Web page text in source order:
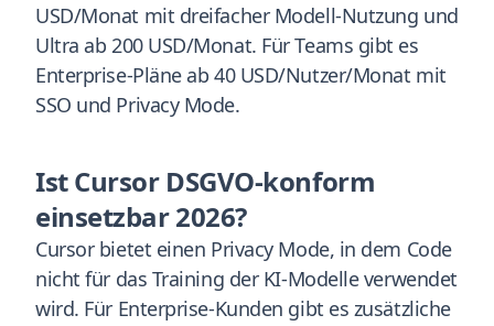
USD/Monat mit dreifacher Modell-Nutzung und
Ultra ab 200 USD/Monat. Für Teams gibt es
Enterprise-Pläne ab 40 USD/Nutzer/Monat mit
SSO und Privacy Mode.
Ist Cursor DSGVO-konform
einsetzbar 2026?
Cursor bietet einen Privacy Mode, in dem Code
nicht für das Training der KI-Modelle verwendet
wird. Für Enterprise-Kunden gibt es zusätzliche